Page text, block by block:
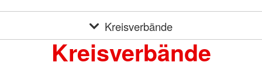
Kreisverbände
Kreisverbände